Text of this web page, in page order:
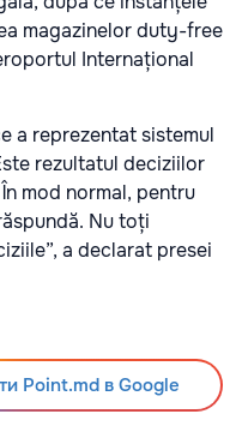
magazinelor duty-free
Internațional
a reprezentat sistemul
rezultatul deciziilor
mod normal, pentru
Nu toți
a declarat presei
Point.md в Google